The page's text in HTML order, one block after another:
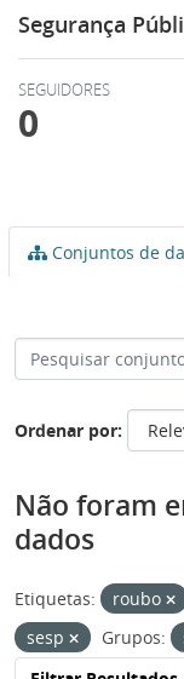
Segurança
SEGUIDORES
0
Conjuntos de
Ordenar por
Não foram
dados
Etiquetas: roubo
sesp
Grupos: